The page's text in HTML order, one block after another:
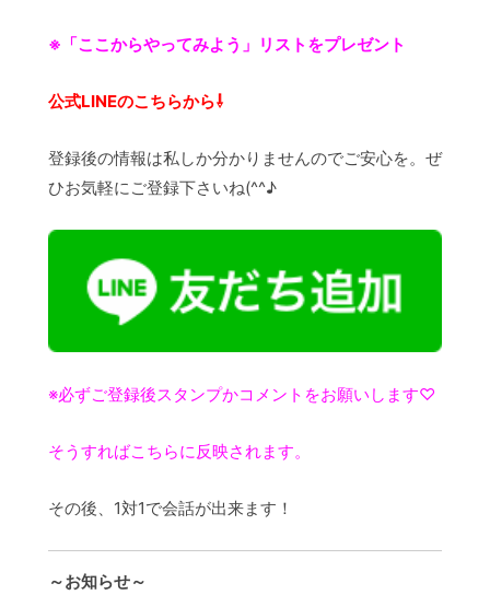
※「ここからやってみよう」リストをプレゼント
公式LINEのこちらから⇩
登録後の情報は私しか分かりませんのでご安心を。ぜ
ひお気軽にご登録下さいね(^^♪
※必ずご登録後スタンプかコメントをお願いします♡
そうすればこちらに反映されます。
その後、1対1で会話が出来ます！
～お知らせ～